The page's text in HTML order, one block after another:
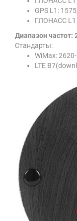
GPS L1:
ГЛОНАСС L1
Диапазон частот:
Стандарты:
WiMax:
LTE